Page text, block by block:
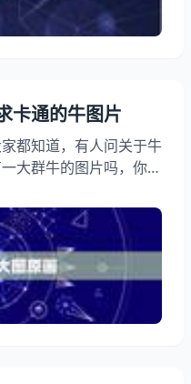
大家！ 高端大气上档次
卡通的牛图片
都知道，有人问关于牛
大群牛的图片吗，你知
图片我急用?下面就一
能够帮助到大家！ 牛
望我的回答对你有帮
一张真正的牛 b 图片
在搜索框输入死牛图
要的图片。 求 里牛图